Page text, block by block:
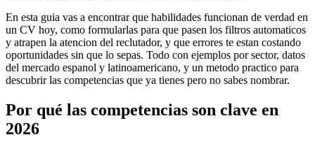
En esta guia vas a encontrar que habilidades funcionan de verdad en
un CV hoy, como formularlas para que pasen los filtros automaticos
y atrapen la atencion del reclutador, y que errores te estan costando
oportunidades sin que lo sepas. Todo con ejemplos por sector, datos
del mercado espanol y latinoamericano, y un metodo practico para
descubrir las competencias que ya tienes pero no sabes nombrar.
Por qué las competencias son clave en
2026